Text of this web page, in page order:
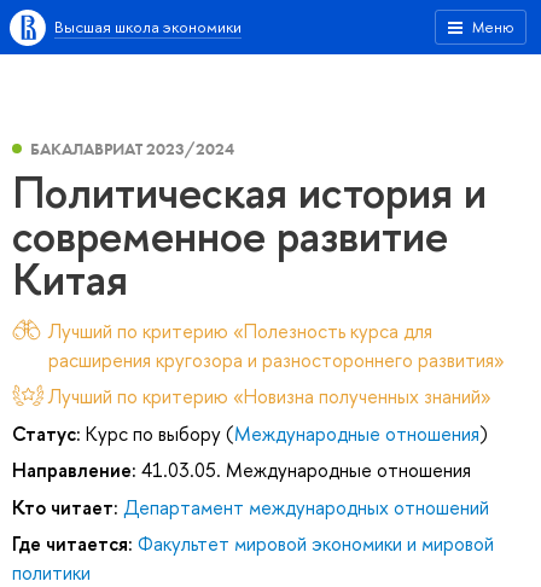
Меню
Высшая школа экономики
БАКАЛАВРИАТ 2023/2024
Политическая история и
современное развитие
Китая
Лучший по критерию «Полезность курса для
расширения кругозора и разностороннего развития»
Лучший по критерию «Новизна полученных знаний»
Статус: Курс по выбору (Международные отношения)
Направление: 41.03.05. Международные отношения
Кто читает: Департамент международных отношений
Где читается: Факультет мировой экономики и мировой
политики